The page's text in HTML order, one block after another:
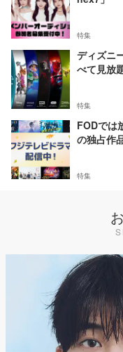
特集
ディズニ
べて見放
特集
FODでは
の独占作
特集